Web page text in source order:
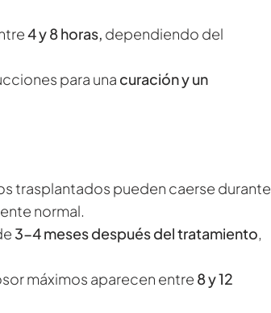
4 y 8 horas, dependiendo del
para una curación y un
trasplantados pueden caerse durante
normal.
3-4 meses después del tratamiento,
máximos aparecen entre 8 y 12